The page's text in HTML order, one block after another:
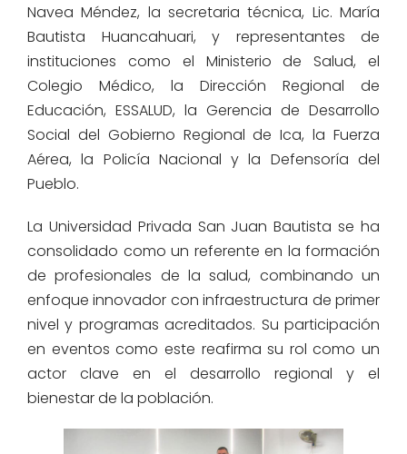
Navea Méndez, la secretaria técnica, Lic. María
Bautista Huancahuari, y representantes de
instituciones como el Ministerio de Salud, el
Colegio Médico, la Dirección Regional de
Educación, ESSALUD, la Gerencia de Desarrollo
Social del Gobierno Regional de Ica, la Fuerza
Aérea, la Policía Nacional y la Defensoría del
Pueblo.
La Universidad Privada San Juan Bautista se ha
consolidado como un referente en la formación
de profesionales de la salud, combinando un
enfoque innovador con infraestructura de primer
nivel y programas acreditados. Su participación
en eventos como este reafirma su rol como un
actor clave en el desarrollo regional y el
bienestar de la población.